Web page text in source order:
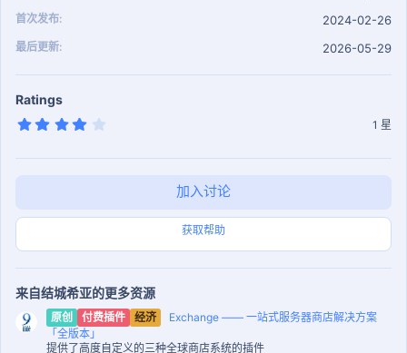
首次发布 2024-02-26
最后更新 2026-05-29
Ratings
0
1 星
加入讨论
获取帮助
来自结城希亚的更多资源
原创 付费插件 经济
Exchange —— 一站式服务器商店解决方案
「全版本」
提供了高度自定义的三种全球商店系统的插件